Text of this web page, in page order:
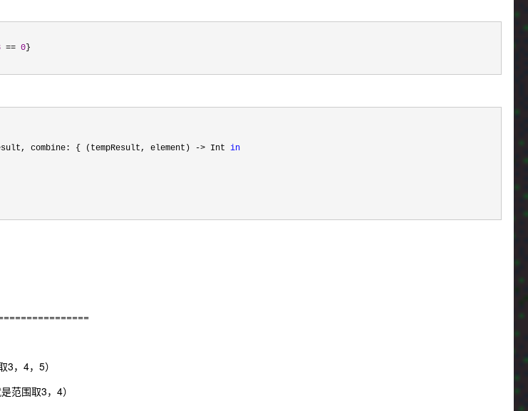
== 0
combine: { (tempResult, element) -> Int in
，4，5）
范围取3，4）